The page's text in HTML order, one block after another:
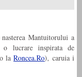
Mantuitorului a
lucrare inspirata de
laRoncea.Ro), caruia i